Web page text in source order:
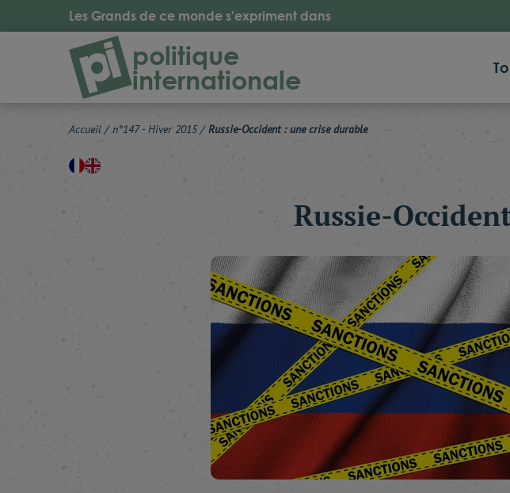
Les Grands de ce monde s'expriment dans
politique
internationale
Accueil / n°147 - Hiver 2015/ Russie-Occident : une crise durable
Russie-